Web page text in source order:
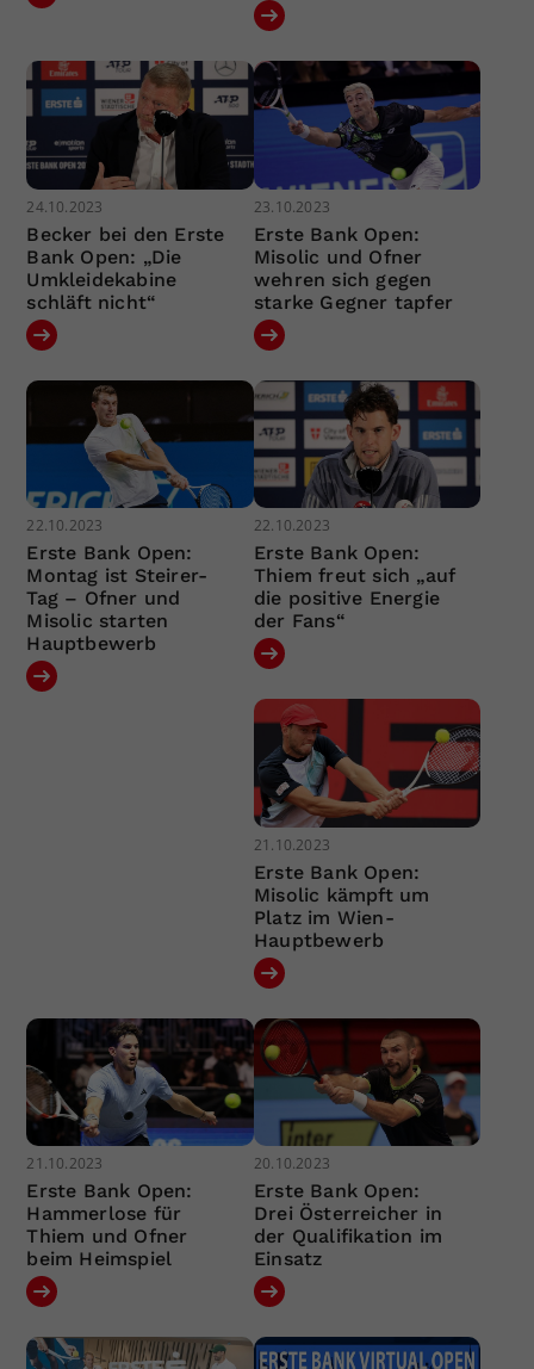
24.10.2023
Becker bei den Erste
Bank Open: „Die
Umkleidekabine
schläft nicht“
23.10.2023
Erste Bank Open:
Misolic und Ofner
wehren sich gegen
starke Gegner tapfer
22.10.2023
Erste Bank Open:
Montag ist Steirer-
Tag – Ofner und
Misolic starten
Hauptbewerb
22.10.2023
Erste Bank Open:
Thiem freut sich „auf
die positive Energie
der Fans“
21.10.2023
Erste Bank Open:
Misolic kämpft um
Platz im Wien-
Hauptbewerb
21.10.2023
Erste Bank Open:
Hammerlose für
Thiem und Ofner
beim Heimspiel
20.10.2023
Erste Bank Open:
Drei Österreicher in
der Qualifikation im
Einsatz